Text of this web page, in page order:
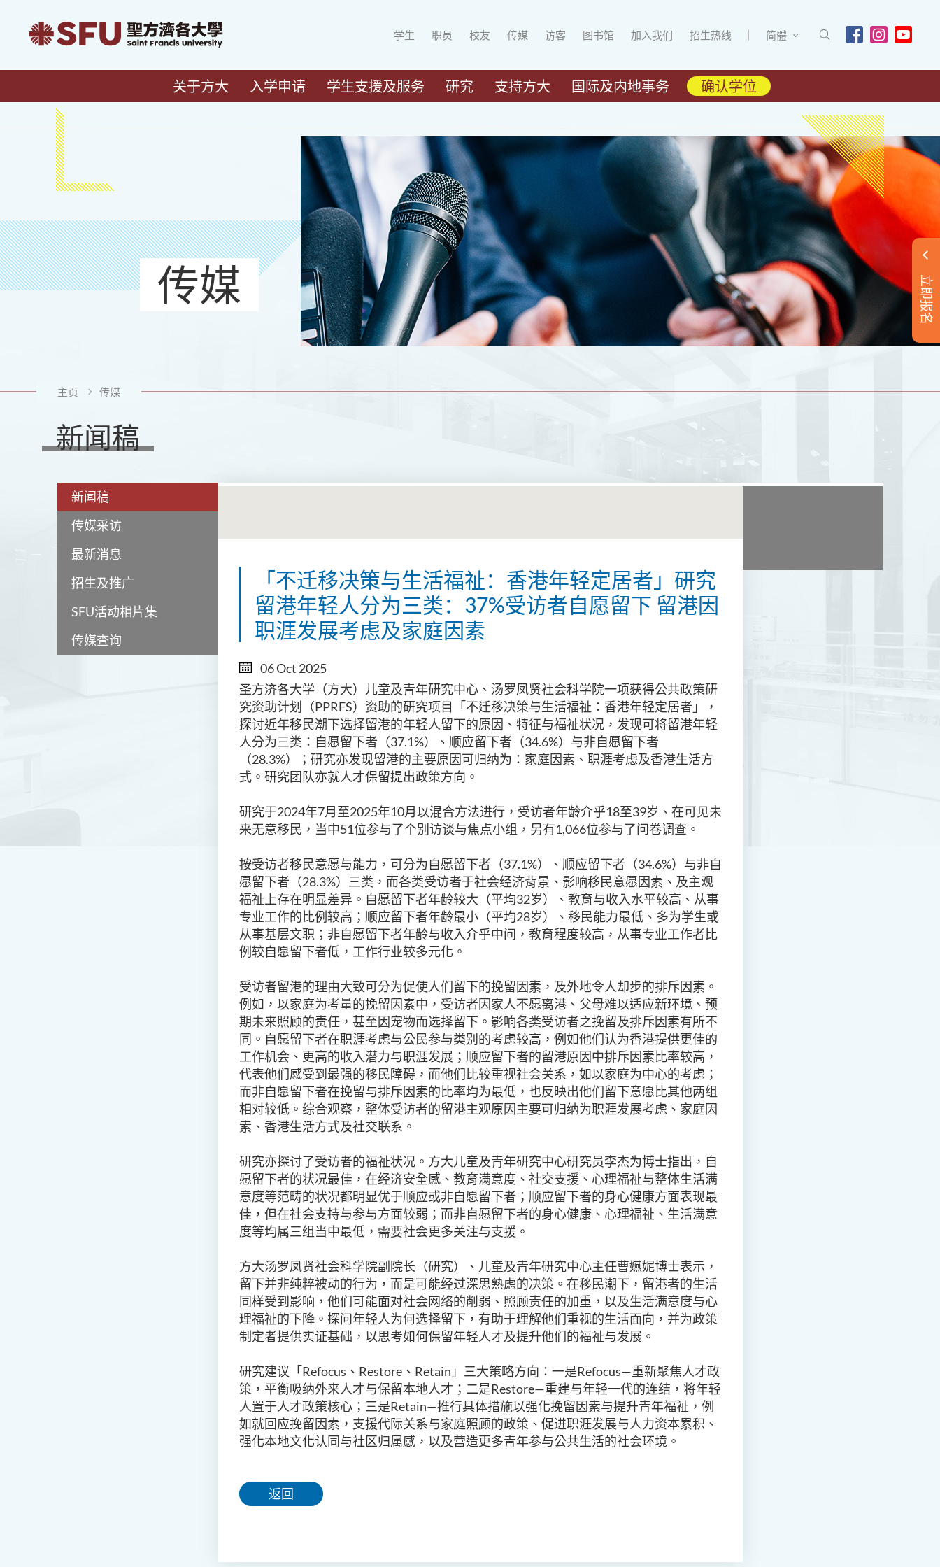
学生 职员 校友 传媒 访客 图书馆 加入我们 招生热线 简體
关于方大 入学申请 学生支援及服务 研究 支持方大 国际及内地事务 确认学位
立即报名
传媒
主页 传媒
新闻稿
新闻稿
传媒采访
最新消息
招生及推广
SFU活动相片集
传媒查询
「不迁移决策与生活福祉：香港年轻定居者」研究
留港年轻人分为三类：37%受访者自愿留下 留港因
职涯发展考虑及家庭因素
06 Oct 2025
圣方济各大学（方大）儿童及青年研究中心、汤罗凤贤社会科学院一项获得公共政策研
究资助计划（PPRFS）资助的研究项目「不迁移决策与生活福祉：香港年轻定居者」，
探讨近年移民潮下选择留港的年轻人留下的原因、特征与福祉状况，发现可将留港年轻
人分为三类：自愿留下者（37.1%）、顺应留下者（34.6%）与非自愿留下者
（28.3%）；研究亦发现留港的主要原因可归纳为：家庭因素、职涯考虑及香港生活方
式。研究团队亦就人才保留提出政策方向。
研究于2024年7月至2025年10月以混合方法进行，受访者年龄介乎18至39岁、在可见未
来无意移民，当中51位参与了个别访谈与焦点小组，另有1,066位参与了问卷调查。
按受访者移民意愿与能力，可分为自愿留下者（37.1%）、顺应留下者（34.6%）与非自
愿留下者（28.3%）三类，而各类受访者于社会经济背景、影响移民意愿因素、及主观
福祉上存在明显差异。自愿留下者年龄较大（平均32岁）、教育与收入水平较高、从事
专业工作的比例较高；顺应留下者年龄最小（平均28岁）、移民能力最低、多为学生或
从事基层文职；非自愿留下者年龄与收入介乎中间，教育程度较高，从事专业工作者比
例较自愿留下者低，工作行业较多元化。
受访者留港的理由大致可分为促使人们留下的挽留因素，及外地令人却步的排斥因素。
例如，以家庭为考量的挽留因素中，受访者因家人不愿离港、父母难以适应新环境、预
期未来照顾的责任，甚至因宠物而选择留下。影响各类受访者之挽留及排斥因素有所不
同。自愿留下者在职涯考虑与公民参与类别的考虑较高，例如他们认为香港提供更佳的
工作机会、更高的收入潜力与职涯发展；顺应留下者的留港原因中排斥因素比率较高，
代表他们感受到最强的移民障碍，而他们比较重视社会关系，如以家庭为中心的考虑；
而非自愿留下者在挽留与排斥因素的比率均为最低，也反映出他们留下意愿比其他两组
相对较低。综合观察，整体受访者的留港主观原因主要可归纳为职涯发展考虑、家庭因
素、香港生活方式及社交联系。
研究亦探讨了受访者的福祉状况。方大儿童及青年研究中心研究员李杰为博士指出，自
愿留下者的状况最佳，在经济安全感、教育满意度、社交支援、心理福祉与整体生活满
意度等范畴的状况都明显优于顺应或非自愿留下者；顺应留下者的身心健康方面表现最
佳，但在社会支持与参与方面较弱；而非自愿留下者的身心健康、心理福祉、生活满意
度等均属三组当中最低，需要社会更多关注与支援。
方大汤罗凤贤社会科学院副院长（研究）、儿童及青年研究中心主任曹嬿妮博士表示，
留下并非纯粹被动的行为，而是可能经过深思熟虑的决策。在移民潮下，留港者的生活
同样受到影响，他们可能面对社会网络的削弱、照顾责任的加重，以及生活满意度与心
理福祉的下降。探问年轻人为何选择留下，有助于理解他们重视的生活面向，并为政策
制定者提供实证基础，以思考如何保留年轻人才及提升他们的福祉与发展。
研究建议「Refocus 、 Restore 、 Retain 」三大策略方向：一是Refocus—重新聚焦人才政
策，平衡吸纳外来人才与保留本地人才；二是Restore—重建与年轻一代的连结，将年轻
人置于人才政策核心；三是Retain—推行具体措施以强化挽留因素与提升青年福祉，例
如就回应挽留因素，支援代际关系与家庭照顾的政策、促进职涯发展与人力资本累积、
强化本地文化认同与社区归属感，以及营造更多青年参与公共生活的社会环境。
返回